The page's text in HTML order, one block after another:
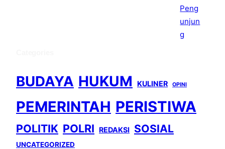
BUDAYA HUKUM KULINER OPINI
PEMERINTAH PERISTIWA
POLITIK POLRI REDAKSI SOSIAL
UNCATEGORIZED